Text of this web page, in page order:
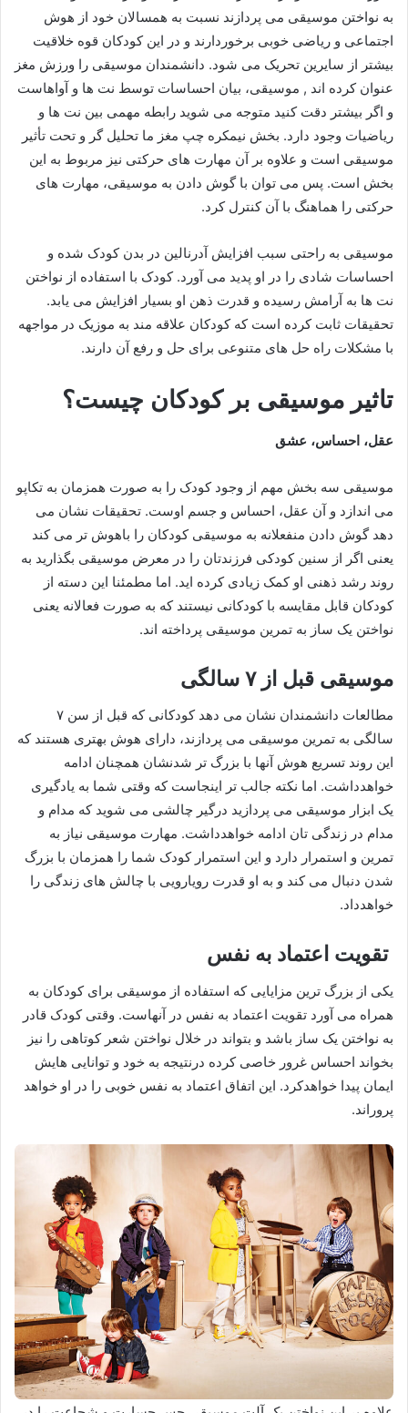
به نواختن موسیقی می پردازند نسبت به همسالان خود از هوش
اجتماعی و ریاضی خوبی برخوردارند و در این کودکان قوه خلاقیت
بیشتر از سایرین تحریک می شود. دانشمندان موسیقی را ورزش مغز
عنوان کرده اند , موسیقی، بیان احساسات توسط نت ها و آواهاست
و اگر بیشتر دقت کنید متوجه می شوید رابطه مهمی بین نت ها و
ریاضیات وجود دارد. بخش نیمکره چپ مغز ما تحلیل گر و تحت تأثیر
موسیقی است و علاوه بر آن مهارت های حرکتی نیز مربوط به این
بخش است. پس می توان با گوش دادن به موسیقی، مهارت های
حرکتی را هماهنگ با آن کنترل کرد.
موسیقی به راحتی سبب افزایش آدرنالین در بدن کودک شده و
احساسات شادی را در او پدید می آورد. کودک با استفاده از نواختن
نت ها به آرامش رسیده و قدرت ذهن او بسیار افزایش می یابد.
تحقیقات ثابت کرده است که کودکان علاقه مند به موزیک در مواجهه
با مشکلات راه حل های متنوعی برای حل و رفع آن دارند.
تاثیر موسیقی بر کودکان چیست؟
عقل، احساس، عشق
موسیقی سه بخش مهم از وجود کودک را به صورت همزمان به تکاپو
می اندازد و آن عقل، احساس و جسم اوست. تحقیقات نشان می
دهد گوش دادن منفعلانه به موسیقی کودکان را باهوش تر می کند
یعنی اگر از سنین کودکی فرزندتان را در معرض موسیقی بگذارید به
روند رشد ذهنی او کمک زیادی کرده اید. اما مطمئنا این دسته از
کودکان قابل مقایسه با کودکانی نیستند که به صورت فعالانه یعنی
نواختن یک ساز به تمرین موسیقی پرداخته اند.
موسیقی قبل از ۷ سالگی
مطالعات دانشمندان نشان می دهد کودکانی که قبل از سن ۷
سالگی به تمرین موسیقی می پردازند، دارای هوش بهتری هستند که
این روند تسریع هوش آنها با بزرگ تر شدنشان همچنان ادامه
خواهدداشت. اما نکته جالب تر اینجاست که وقتی شما به یادگیری
یک ابزار موسیقی می پردازید درگیر چالشی می شوید که مدام و
مدام در زندگی تان ادامه خواهدداشت. مهارت موسیقی نیاز به
تمرین و استمرار دارد و این استمرار کودک شما را همزمان با بزرگ
شدن دنبال می کند و به او قدرت رویارویی با چالش های زندگی را
خواهدداد.
تقویت اعتماد به نفس
یکی از بزرگ ترین مزایایی که استفاده از موسیقی برای کودکان به
همراه می آورد تقویت اعتماد به نفس در آنهاست. وقتی کودک قادر
به نواختن یک ساز باشد و بتواند در خلال نواختن شعر کوتاهی را نیز
بخواند احساس غرور خاصی کرده درنتیجه به خود و توانایی هایش
ایمان پیدا خواهدکرد. این اتفاق اعتماد به نفس خوبی را در او خواهد
پروراند.